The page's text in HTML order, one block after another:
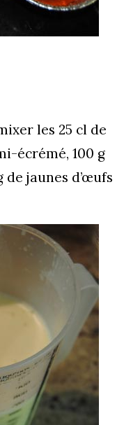
les 25 cl de
écrémé, 100 g
jaunes d’œufs